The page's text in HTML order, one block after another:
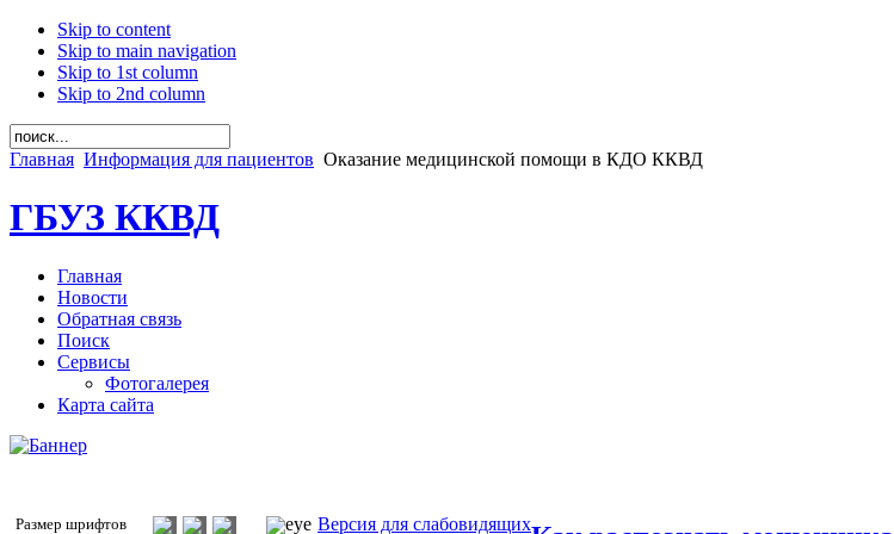
Skip to content
Skip to main navigation
Skip to 1st column
Skip to 2nd column
Главная Информация для пациентов Оказание медицинской помощи в КДО ККВД
ГБУЗ ККВД
Главная
Новости
Обратная связь
Поиск
Сервисы
Фотогалерея
Карта сайта
Размер шрифтов Версия для слабовидящих